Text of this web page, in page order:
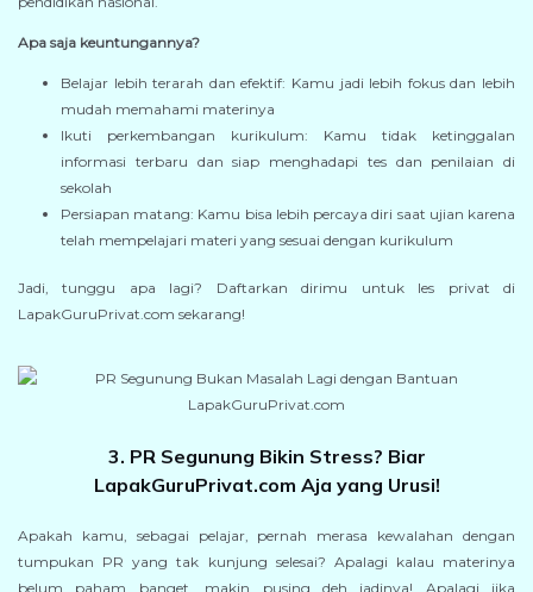
Apa saja keuntungannya?
Belajar lebih terarah dan efektif: Kamu jadi lebih fokus dan lebih
mudah memahami materinya
Ikuti perkembangan kurikulum: Kamu tidak ketinggalan
informasi terbaru dan siap menghadapi tes dan penilaian di
sekolah
Persiapan matang: Kamu bisa lebih percaya diri saat ujian karena
telah mempelajari materi yang sesuai dengan kurikulum
Jadi, tunggu apa lagi? Daftarkan dirimu untuk les privat di
LapakGuruPrivat.com sekarang!
3. PR Segunung Bikin Stress? Biar
LapakGuruPrivat.com Aja yang Urusi!
Apakah kamu, sebagai pelajar, pernah merasa kewalahan dengan
tumpukan PR yang tak kunjung selesai? Apalagi kalau materinya
belum paham banget, makin pusing deh jadinya! Apalagi jika